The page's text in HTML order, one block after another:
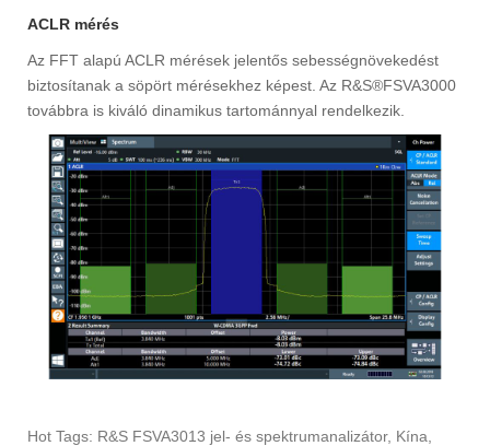
ACLR mérés
Az FFT alapú ACLR mérések jelentős sebességnövekedést
biztosítanak a söpört mérésekhez képest. Az R&S®FSVA3000
továbbra is kiváló dinamikus tartománnyal rendelkezik.
Hot Tags: R&S FSVA3013 jel- és spektrumanalizátor, Kína,